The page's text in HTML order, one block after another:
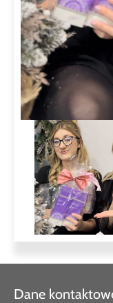
Dane